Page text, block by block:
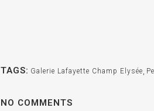
TAGS: Galerie Lafayette Champ Elysée
NO COMMENTS